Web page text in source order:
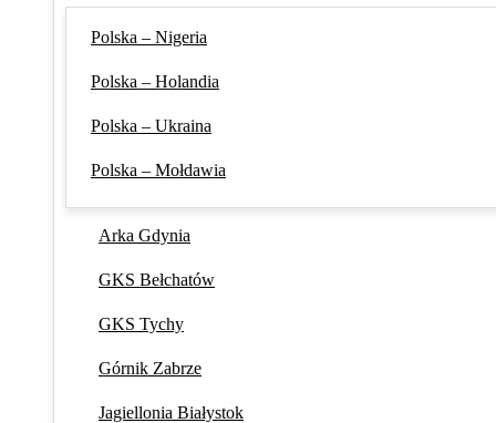
Polska – Nigeria
Polska – Holandia
Polska – Ukraina
Polska – Mołdawia
Arka Gdynia
GKS Bełchatów
GKS Tychy
Górnik Zabrze
Jagiellonia Białystok